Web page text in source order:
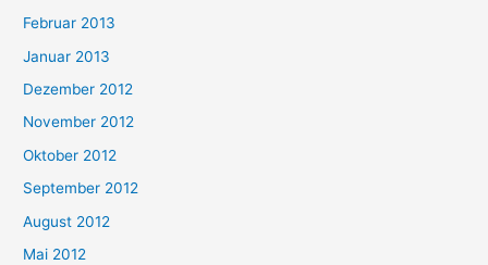
Februar 2013
Januar 2013
Dezember 2012
November 2012
Oktober 2012
September 2012
August 2012
Mai 2012